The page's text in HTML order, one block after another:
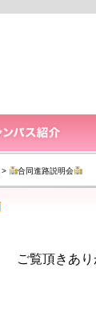
> 合同進路説明会
ご覧頂きあ